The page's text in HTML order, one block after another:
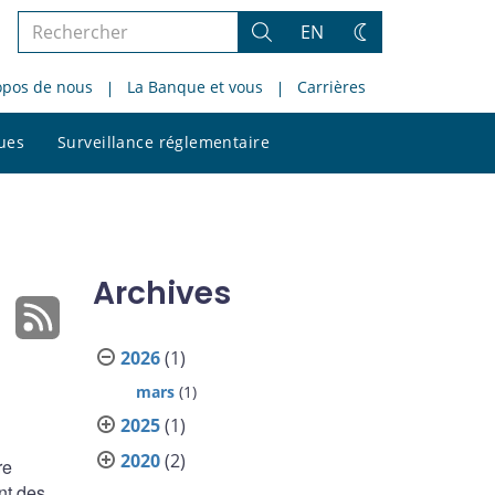
Rechercher
le
site
Rechercher
EN
Changez
thème
de nous La Banque et vous Carrières
Surveillance réglementaire
le
Archives
2026(1)
mars (1)
2025(1)
2020(2)